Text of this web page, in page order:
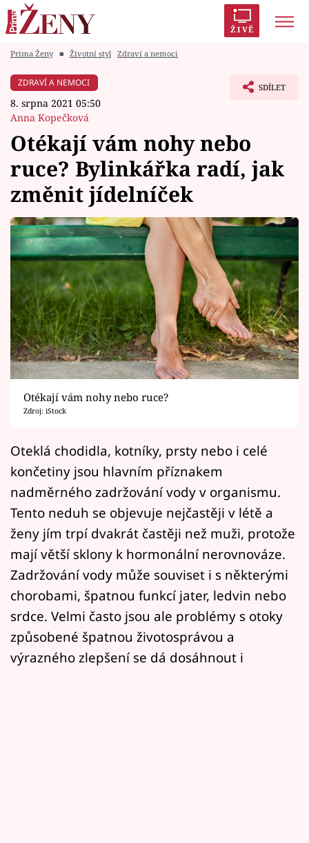
ŽIVĚ
Módní alarm
Zrádci
Témata
Celebrity
Vztahy
Seriály
Horoskopy
Sledujte prima+
Filmový festival Karlovy Vary
Pořady
Mámy sobě
Přihlášení
Sledujte nás
Prima Ženy ■ Životní styl Zdraví a nemoci
ZDRAVÍ A NEMOCI
8. srpna 2021 05:50
Anna Kopečková
SDÍLET
Otékají vám nohy nebo
ruce? Bylinkářka radí, jak
změnit jídelníček
Otékají vám nohy nebo ruce?
Zdroj: iStock
Oteklá chodidla, kotníky, prsty nebo i celé
končetiny jsou hlavním příznakem
nadměrného zadržování vody v organismu.
Tento neduh se objevuje nejčastěji v létě a
ženy jím trpí dvakrát častěji než muži, protože
mají větší sklony k hormonální nerovnováze.
Zadržování vody může souviset i s některými
chorobami, špatnou funkcí jater, ledvin nebo
srdce. Velmi často jsou ale problémy s otoky
způsobené špatnou životosprávou a
výrazného zlepšení se dá dosáhnout i